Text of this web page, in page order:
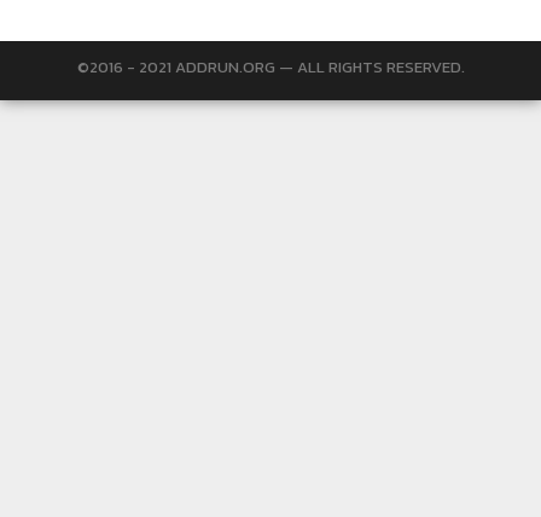
©2016 - 2021 ADDRUN.ORG — ALL RIGHTS RESERVED.